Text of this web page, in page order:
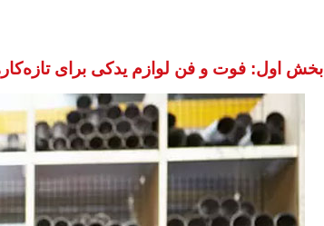
بخش اول: فوت و فن لوازم یدکی برای